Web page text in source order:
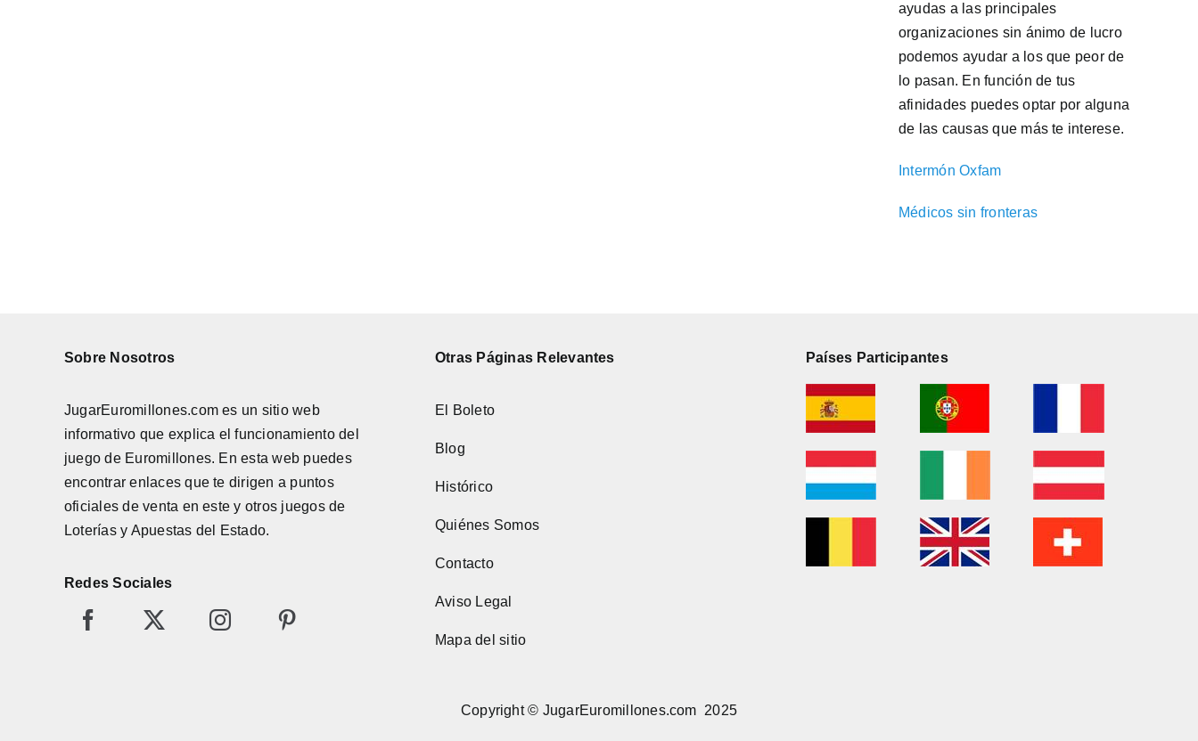
ayudas a las principales
organizaciones sin ánimo de lucro
podemos ayudar a los que peor de
lo pasan. En función de tus
afinidades puedes optar por alguna
de las causas que más te interese.
Intermón Oxfam
Médicos sin fronteras
Sobre Nosotros
JugarEuromillones.com es un sitio web
informativo que explica el funcionamiento del
juego de Euromillones. En esta web puedes
encontrar enlaces que te dirigen a puntos
oficiales de venta en este y otros juegos de
Loterías y Apuestas del Estado.
Redes Sociales
Otras Páginas Relevantes
El Boleto
Blog
Histórico
Quiénes Somos
Contacto
Aviso Legal
Mapa del sitio
Países Participantes
Copyright © JugarEuromillones.com 2025